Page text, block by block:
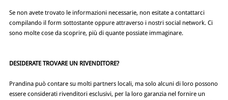
Se non avete trovato le informazioni necessarie, non esitate a contattarci
compilando il form sottostante oppure attraverso i nostri social network. Ci
sono molte cose da scoprire, più di quante possiate immaginare.
DESIDERATE TROVARE UN RIVENDITORE?
Prandina può contare su molti partners locali, ma solo alcuni di loro possono
essere considerati rivenditori esclusivi, per la loro garanzia nel fornire un